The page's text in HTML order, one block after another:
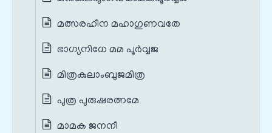
മത്സരഹീന മഹാഗുണവതേ
ഭാഗ്യനിധേ മമ പൂർവ്വജ
മിത്രകുലാംബുജമിത്ര
പുത്ര പുരുഷരത്നമേ
മാമക ജനനീ